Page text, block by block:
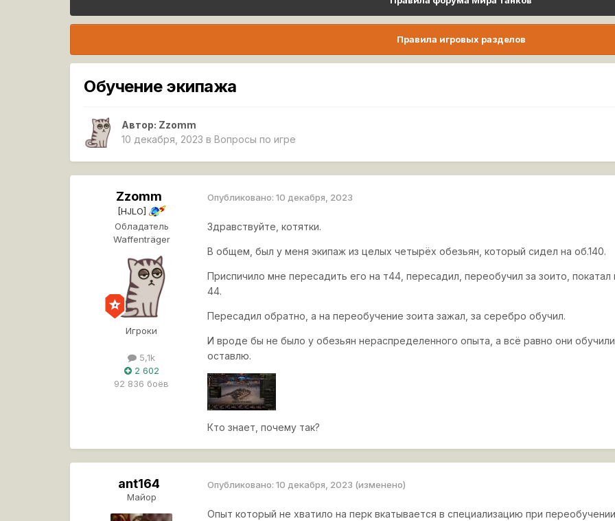
Правила игровых разделов
Обучение экипажа
Автор: Zzomm
10 декабря, 2023 в Вопросы по игре
Zzomm
[HJLO]
Обладатель
Waffenträger
Игроки
5,1k
2 602
92 836 боёв
Опубликовано:10 декабря, 2023
Здравствуйте, котятки.
В общем, был у меня экипаж из целых четырёх обезьян, который сидел на об.140.
Приспичило мне пересадить его на т44, пересадил, переобучил за зоито,
44.
Пересадил обратно, а на переобучение зоита зажал, за серебро обучил.
И вроде бы не было у обезьян нераспределенного опыта, а всё равно они
оставлю.
Кто знает, почему так?
ant164
Майор
Опубликовано:10 декабря, 2023 (изменено)
Опыт который не хватило на перк вкатывается в специализацию при